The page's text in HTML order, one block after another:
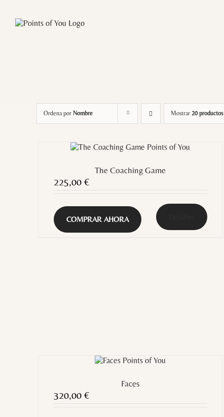
contenido
Ordena por Nombre Mostrar 20 productos
The Coaching Game
225,00 €
COMPRAR AHORA
Faces
320,00 €